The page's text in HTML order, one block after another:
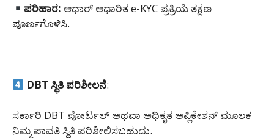
ಪರಿಹಾರ: ಆಧಾರ್ ಆಧಾರಿತ e-KYC ಪ್ರಕ್ರಿಯೆ ತಕ್ಷಣ
ಪೂರ್ಣಗೊಳಿಸಿ.
DBT ಸ್ಥಿತಿ ಪರಿಶೀಲನೆ:
ಸರ್ಕಾರಿ DBT ಪೋರ್ಟಲ್ ಅಥವಾ ಅಧಿಕೃತ ಅಪ್ಲಿಕೇಶನ್ ಮೂಲಕ
ನಿಮ್ಮ ಪಾವತಿ ಸ್ಥಿತಿ ಪರಿಶೀಲಿಸಬಹುದು.